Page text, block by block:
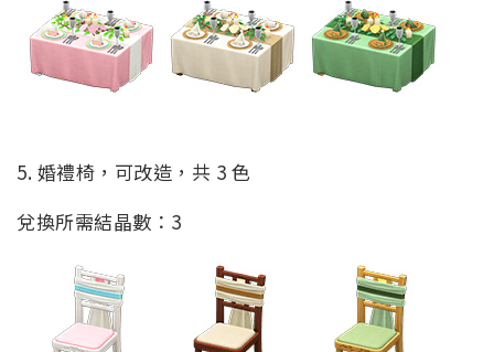
5. 婚禮椅，可改造，共 3 色
兌換所需結晶數：3